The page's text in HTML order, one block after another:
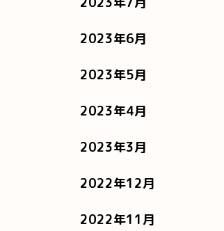
2023年6月
2023年5月
2023年4月
2023年3月
2022年12月
2022年11月